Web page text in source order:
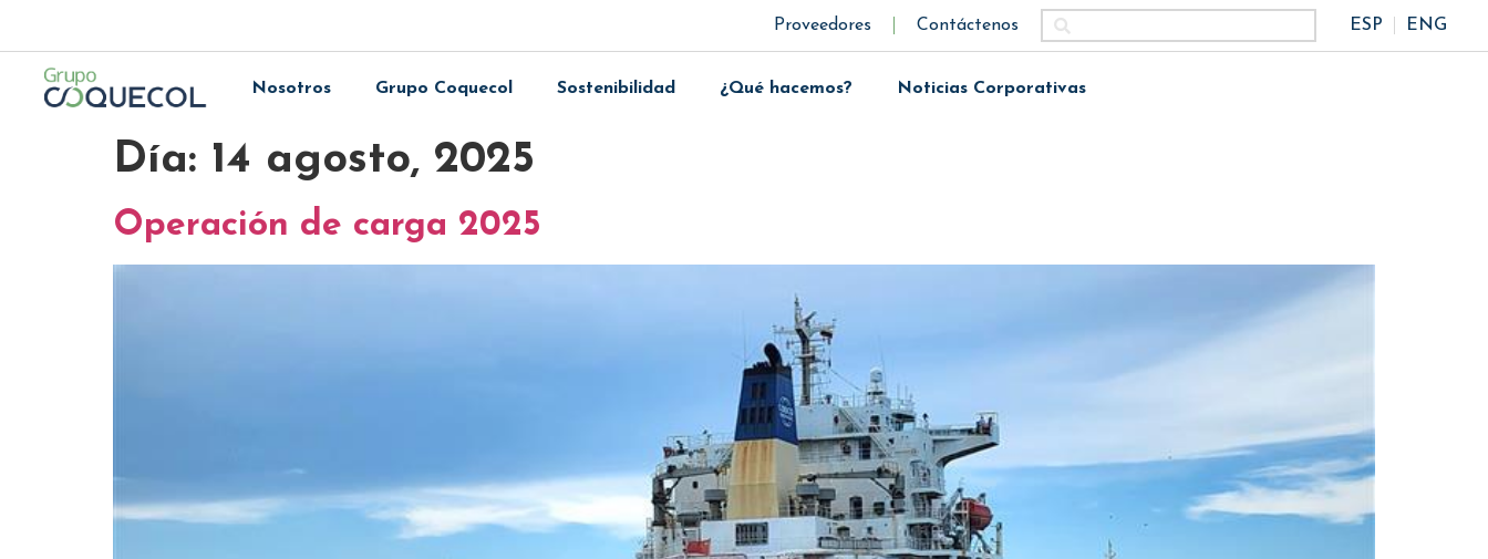
Proveedores Contáctenos ESP ENG
Nosotros Grupo Coquecol Sostenibilidad ¿Qué hacemos? Noticias Corporativas
Día: 14 agosto, 2025
Operación de carga 2025